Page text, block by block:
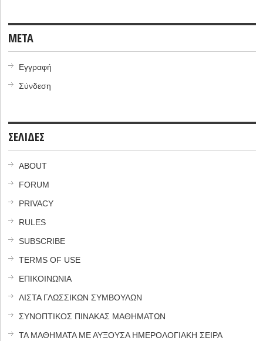
META
Εγγραφή
Σύνδεση
ΣΕΛΙΔΕΣ
ABOUT
FORUM
PRIVACY
RULES
SUBSCRIBE
TERMS OF USE
ΕΠΙΚΟΙΝΩΝΙΑ
ΛΙΣΤΑ ΓΛΩΣΣΙΚΩΝ ΣΥΜΒΟΥΛΩΝ
ΣΥΝΟΠΤΙΚΟΣ ΠΙΝΑΚΑΣ ΜΑΘΗΜΑΤΩΝ
ΤΑ ΜΑΘΗΜΑΤΑ ΜΕ ΑΥΞΟΥΣΑ ΗΜΕΡΟΛΟΓΙΑΚΗ ΣΕΙΡΑ